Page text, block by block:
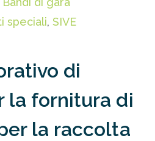
speciali, SIVE
di
la fornitura di
la raccolta